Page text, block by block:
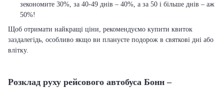
зекономите 30%, за 40-49 днів – 40%, а за 50 і більше днів – аж
50%!
Щоб отримати найкращі ціни, рекомендуємо купити квиток
заздалегідь, особливо якщо ви плануєте подорож в святкові дні або
влітку.
Розклад руху рейсового автобуса Бонн –